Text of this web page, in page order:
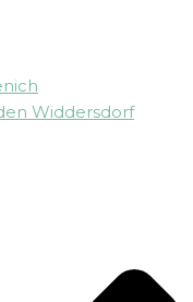
Widdersdorf